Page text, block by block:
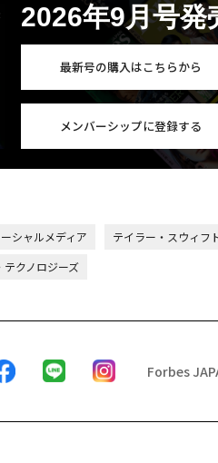
2026年9月号発
最新号の購入はこちらから
メンバーシップに登録する
シャルメディア テイラー・スウィフ
クノロジーズ
Forbes